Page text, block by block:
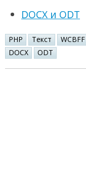
DOCX и ODT
PHP Текст WCBFF
DOCX
ODT